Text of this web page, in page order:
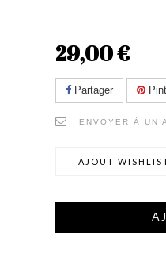
29,00 €
Partager
ENVOYER À UN
AJOUT